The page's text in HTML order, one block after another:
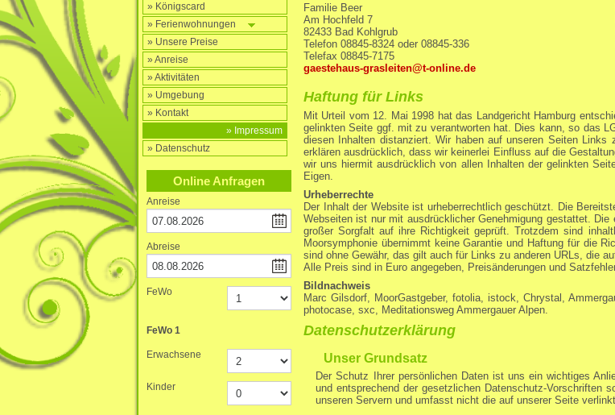
» Königscard
» Ferienwohnungen
» Unsere Preise
» Anreise
» Aktivitäten
» Umgebung
» Kontakt
» Impressum
» Datenschutz
Online Anfragen
Anreise
Abreise
FeWo
FeWo 1
Erwachsene
Kinder
Familie Beer
Am Hochfeld 7
82433 Bad Kohlgrub
Telefon 08845-8324 oder 08845-336
Telefax 08845-7175
gaestehaus-grasleiten@t-online.de
Haftung für Links
Mit Urteil vom 12. Mai 1998 hat das Landgericht Hamburg
gelinkten Seite ggf. mit zu verantworten hat. Dies kann, so das
diesen Inhalten distanziert. Wir haben auf unseren Seiten
erklären ausdrücklich, dass wir keinerlei Einfluss auf die
wir uns hiermit ausdrücklich von allen Inhalten der gelinkten
Eigen.
Urheberrechte
Der Inhalt der Website ist urheberrechtlich geschützt. Die
Webseiten ist nur mit ausdrücklicher Genehmigung gestattet.
großer Sorgfalt auf ihre Richtigkeit geprüft. Trotzdem sind
Moorsymphonie übernimmt keine Garantie und Haftung für die
sind ohne Gewähr, das gilt auch für Links zu anderen URLs, die
Alle Preis sind in Euro angegeben, Preisänderungen und
Bildnachweis
Marc Gilsdorf, MoorGastgeber, fotolia, istock, Chrystal,
photocase, sxc, Meditationsweg Ammergauer Alpen.
Datenschutzerklärung
Unser Grundsatz
Der Schutz Ihrer persönlichen Daten ist uns ein wichtiges
und entsprechend der gesetzlichen Datenschutz-Vorschriften
unseren Servern und umfasst nicht die auf unserer Seite